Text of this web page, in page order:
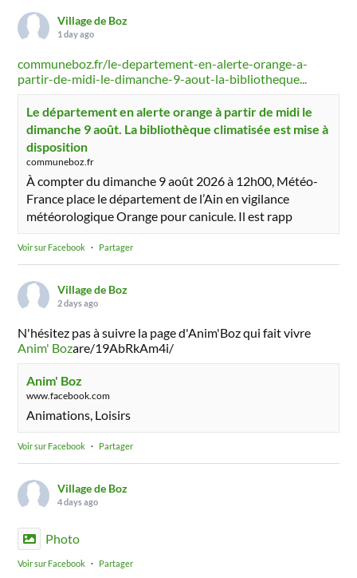
Village de Boz
1 day ago
communeboz.fr/le-departement-en-alerte-orange-a-
partir-de-midi-le-dimanche-9-aout-la-bibliotheque...
Le département en alerte orange à partir de midi le
dimanche 9 août. La bibliothèque climatisée est mise à
disposition
communeboz.fr
À compter du dimanche 9 août 2026 à 12h00, Météo-
France place le département de l’Ain en vigilance
météorologique Orange pour canicule. Il est rapp
Voir sur Facebook · Partager
Village de Boz
2 days ago
N'hésitez pas à suivre la page d'Anim'Boz qui fait vivre
Anim' Bozare/19AbRkAm4i/
Anim' Boz
www.facebook.com
Animations, Loisirs
Voir sur Facebook · Partager
Village de Boz
4 days ago
Photo
Voir sur Facebook · Partager